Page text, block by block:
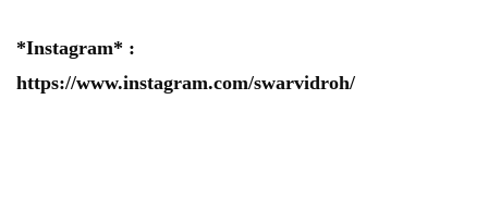
*Instagram* :
https://www.instagram.com/swarvidroh/